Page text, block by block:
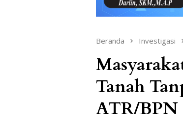
Beranda Investigasi
Tanah
ATR/BPN